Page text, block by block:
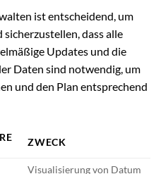
ist entscheidend, um
dass alle
Updates und die
Daten sind notwendig, um
und den Plan entsprechend
ZWECK
Visualisierung von Datum